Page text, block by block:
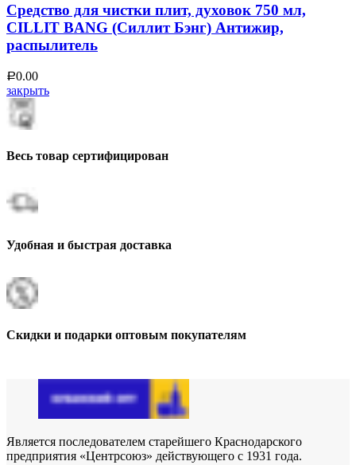
Средство для чистки плит, духовок 750 мл,
CILLIT BANG (Силлит Бэнг) Антижир,
распылитель
Р0.00
закрыть
Весь товар сертифицирован
Удобная и быстрая доставка
Скидки и подарки оптовым покупателям
Является последователем старейшего Краснодарского
предприятия «Центрсоюз» действующего с 1931 года.